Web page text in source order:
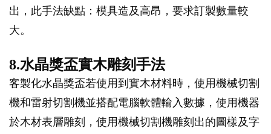
出，此手法缺點：模具造及高昂，要求訂製數量較
大。
8.水晶獎盃實木雕刻手法
客製化水晶獎盃若使用到實木材料時，使用機械切割
機和雷射切割機並搭配電腦軟體輸入數據，使用機器
於木材表層雕刻，使用機械切割機雕刻出的圖樣及字